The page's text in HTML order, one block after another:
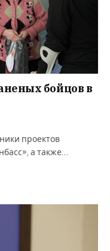
бойцов в
проектов
а также…